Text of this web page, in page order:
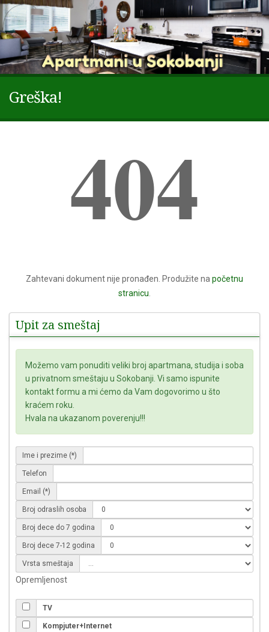
Greška!
404
Zahtevani dokument nije pronađen. Produžite na početnu
stranicu
Upit za smeštaj
Možemo vam ponuditi veliki broj apartmana, studija i soba
u privatnom smeštaju u Sokobanji. Vi samo ispunite
kontakt formu a mi ćemo da Vam dogovorimo u što
kraćem roku.
Hvala na ukazanom poverenju!!!
Ime i prezime (*)
Telefon
Email (*)
Broj odraslih osoba
Broj dece do 7 godina
Broj dece 7-12 godina
Vrsta smeštaja
Opremljenost
TV
Kompjuter+Internet